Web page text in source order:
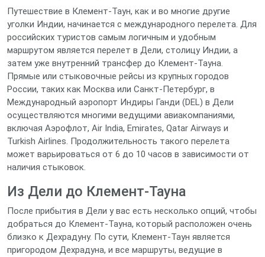
Путешествие в Клемент-Таун, как и во многие другие
уголки Индии, начинается с международного перелета. Для
российских туристов самым логичным и удобным
маршрутом является перелет в Дели, столицу Индии, а
затем уже внутренний трансфер до Клемент-Тауна.
Прямые или стыковочные рейсы из крупных городов
России, таких как Москва или Санкт-Петербург, в
Международный аэропорт Индиры Ганди (DEL) в Дели
осуществляются многими ведущими авиакомпаниями,
включая Аэрофлот, Air India, Emirates, Qatar Airways и
Turkish Airlines. Продолжительность такого перелета
может варьироваться от 6 до 10 часов в зависимости от
наличия стыковок.
Из Дели до Клемент-Тауна
После прибытия в Дели у вас есть несколько опций, чтобы
добраться до Клемент-Тауна, который расположен очень
близко к Дехрадуну. По сути, Клемент-Таун является
пригородом Дехрадуна, и все маршруты, ведущие в